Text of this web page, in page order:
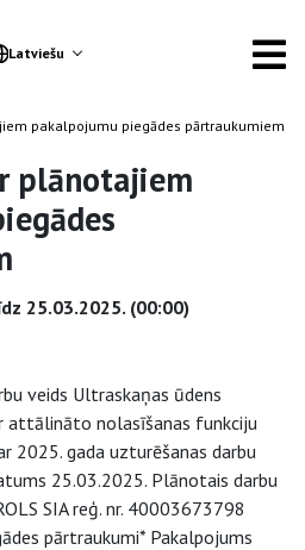
Latviešu
pakalpojumu piegādes pārtraukumiem
plānotajiem
25.03.2025. (00:00)
veids Ultraskaņas ūdens
attālināto nolasīšanas funkciju
2025. gada uzturēšanas darbu
25.03.2025. Plānotais darbu
SIA reģ. nr. 40003673798
pārtraukumi* Pakalpojums